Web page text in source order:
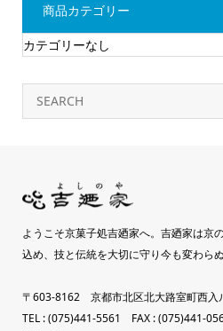
商品カテゴリー
カテゴリーなし
ようこそ京菓子処吉廼家へ。吉廼家は京
込め、技と伝統を大切に守り今も変わら
〒603-8162 京都市北区北大路室町西入
TEL : (075)441-5561 FAX : (075)441-